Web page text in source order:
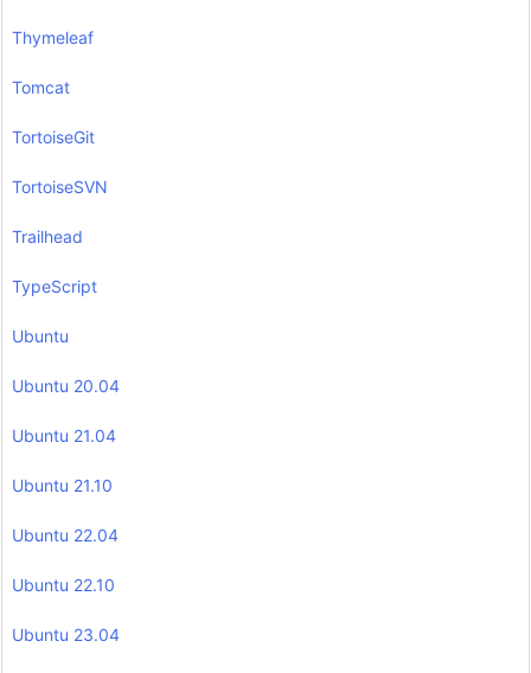
Thymeleaf
Tomcat
TortoiseGit
TortoiseSVN
Trailhead
TypeScript
Ubuntu
Ubuntu 20.04
Ubuntu 21.04
Ubuntu 21.10
Ubuntu 22.04
Ubuntu 22.10
Ubuntu 23.04